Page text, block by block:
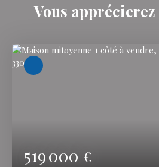
Vous apprécierez
519 000 €